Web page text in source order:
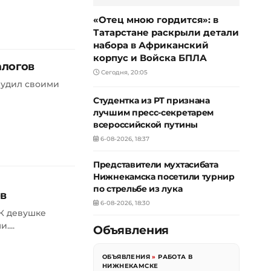
своими
девушке
«Отец мною гордится»: в
Татарстане раскрыли детали
набора в Африканский
корпус и Войска БПЛА
Сегодня, 20:05
Студентка из РТ признана
лучшим пресс-секретарем
всероссийской путины
6-08-2026, 18:37
Представители мухтасибата
Нижнекамска посетили турнир
по стрельбе из лука
6-08-2026, 18:30
Объявления
ОБЪЯВЛЕНИЯ »РАБОТА В
НИЖНЕКАМСКЕ